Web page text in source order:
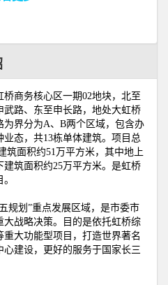
桥商务核心区一期02地块，北至
路、东至申长路，地处大虹桥
为界分为A、B两个区域，包含办
态，共13栋单体建筑。项目总
筑面积约51万平方米，其中地上
筑面积约25万平方米。是虹桥
规划”重点发展区域，是市委市
战略决策。目的是依托虹桥综
大功能型项目，打造世界著名
建设，更好的服务于国家长三